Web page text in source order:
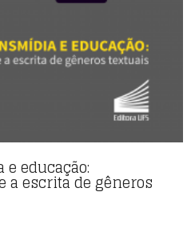
educação:
a escrita de gêneros